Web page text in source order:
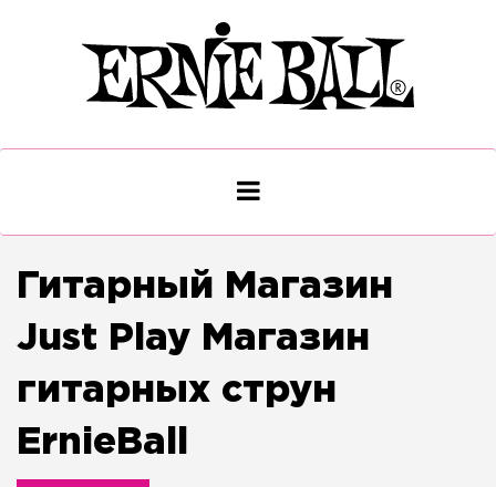
Гитарный Магазин
Just Play Магазин
гитарных струн
ErnieBall